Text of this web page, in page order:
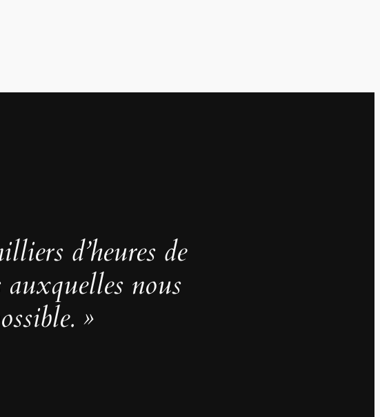
d’heures de
auxquelles nous
»